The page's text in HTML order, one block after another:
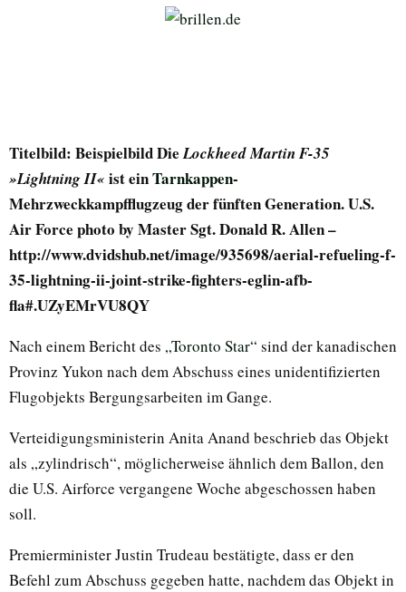
Titelbild: Beispielbild DieLockheed Martin F-35
»Lightning II« ist einTarnkappen-
Mehrzweckkampfflugzeug der fünften Generation. U.S.
Air Force photo by Master Sgt. Donald R. Allen –
http://www.dvidshub.net/image/935698/aerial-refueling-f-
35-lightning-ii-joint-strike-fighters-eglin-afb-
fla#.UZyEMrVU8QY
Nach einem Bericht des „Toronto Star“ sind der kanadischen
Provinz Yukon nach dem Abschuss eines unidentifizierten
Flugobjekts Bergungsarbeiten im Gange.
Verteidigungsministerin Anita Anand beschrieb das Objekt
als „zylindrisch“, möglicherweise ähnlich dem Ballon, den
die U.S. Airforce vergangene Woche abgeschossen haben
soll.
Premierminister Justin Trudeau bestätigte, dass er den
Befehl zum Abschuss gegeben hatte, nachdem das Objekt in